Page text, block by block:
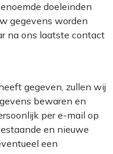
doeleinden
gegevens worden
na ons laatste contact
gegeven, zullen wij
bewaren en
per e-mail op
en nieuwe
een